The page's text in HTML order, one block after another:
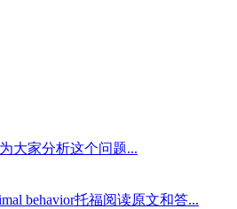
大家分析这个问题...
behavior托福阅读原文和答...